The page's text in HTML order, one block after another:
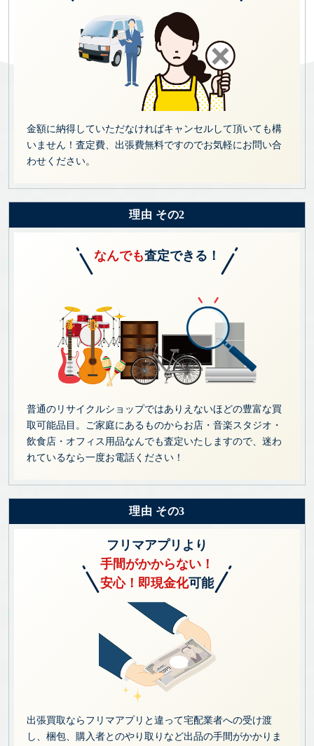
金額に納得していただなければキャンセルして頂いても構
いません！査定費、出張費無料ですのでお気軽にお問い合
わせください。
理由 その2
なんでも査定できる！
普通のリサイクルショップではありえないほどの豊富な買
取可能品目。ご家庭にあるものからお店・音楽スタジオ・
飲食店・オフィス用品なんでも査定いたしますので、迷わ
れているなら一度お電話ください！
理由 その3
フリマアプリより
手間がかからない！
安心！即現金化可能
出張買取ならフリマアプリと違って宅配業者への受け渡
し、梱包、購入者とのやり取りなど出品の手間がかかりま